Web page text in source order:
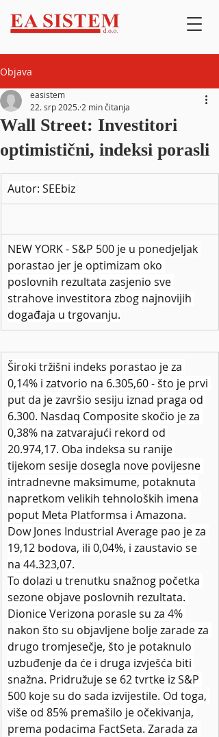
Objava
Wall Street: Investitori
optimistični, indeksi porasli
easistem
22. srp 2025. 2 min čitanja
Autor: SEEbiz
NEW YORK - S&P 500 je u ponedjeljak
porastao jer je optimizam oko
poslovnih rezultata zasjenio sve
strahove investitora zbog najnovijih
događaja u trgovanju.
Široki tržišni indeks porastao je za
0,14% i zatvorio na 6.305,60 - što je prvi
put da je završio sesiju iznad praga od
6.300. Nasdaq Composite skočio je za
0,38% na zatvarajući rekord od
20.974,17. Oba indeksa su ranije
tijekom sesije dosegla nove povijesne
intradnevne maksimume, potaknuta
napretkom velikih tehnoloških imena
poput Meta Platformsa i Amazona.
Dow Jones Industrial Average pao je za
19,12 bodova, ili 0,04%, i zaustavio se
na 44.323,07.
To dolazi u trenutku snažnog početka
sezone objave poslovnih rezultata.
Dionice Verizona porasle su za 4%
nakon što su objavljene bolje zarade za
drugo tromjesečje, što je potaknulo
uzbuđenje da će i druga izvješća biti
snažna. Pridružuje se 62 tvrtke iz S&P
500 koje su do sada izvijestile. Od toga,
više od 85% premašilo je očekivanja,
prema podacima FactSeta. Zarada za